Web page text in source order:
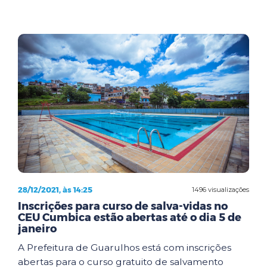
1496 visualizações
28/12/2021, às 14:25
Inscrições para curso de salva-vidas no
CEU Cumbica estão abertas até o dia 5 de
janeiro
A Prefeitura de Guarulhos está com inscrições
abertas para o curso gratuito de salvamento